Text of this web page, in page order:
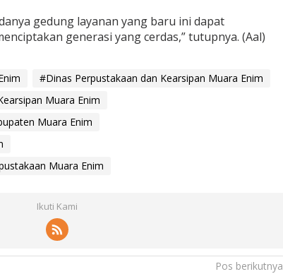
gedung layanan yang baru ini dapat
generasi yang cerdas,” tutupnya. (Aal)
#Dinas Perpustakaan dan Kearsipan Muara Enim
Muara Enim
Muara Enim
Muara Enim
Ikuti Kami
Pos berikutnya